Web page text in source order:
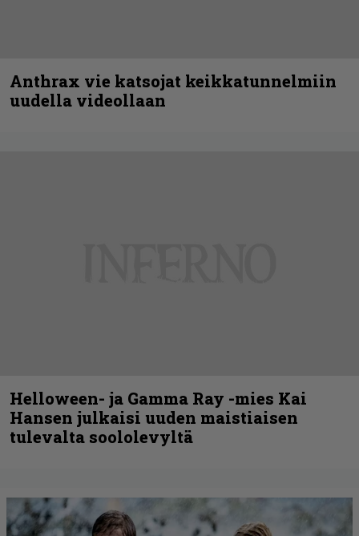
Anthrax vie katsojat keikkatunnelmiin
uudella videollaan
Helloween- ja Gamma Ray -mies Kai
Hansen julkaisi uuden maistiaisen
tulevalta soololevyltä